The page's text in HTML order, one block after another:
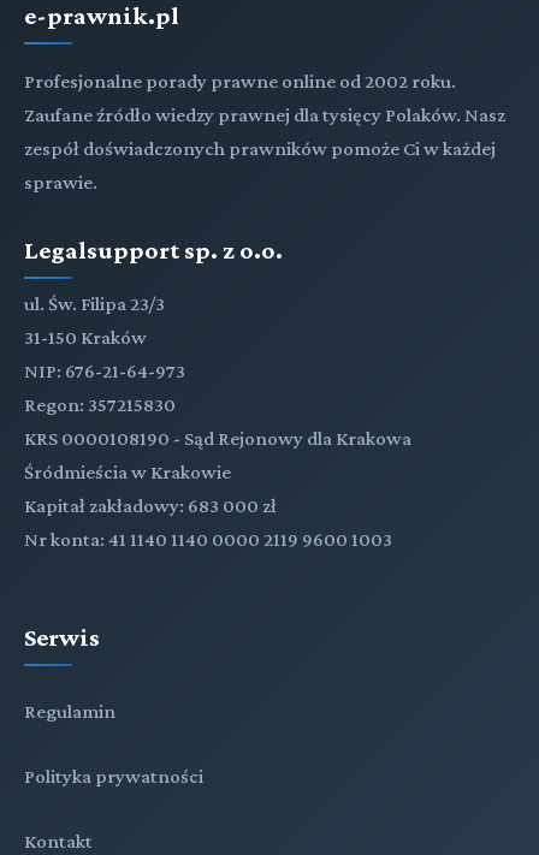
e-prawnik.pl
Profesjonalne porady prawne online od 2002 roku.
Zaufane źródło wiedzy prawnej dla tysięcy Polaków. Nasz
zespół doświadczonych prawników pomoże Ci w każdej
sprawie.
Legalsupport sp. z o.o.
ul. Św. Filipa 23/3
31-150 Kraków
NIP: 676-21-64-973
Regon: 357215830
KRS 0000108190 - Sąd Rejonowy dla Krakowa
Śródmieścia w Krakowie
Kapitał zakładowy: 683 000 zł
Nr konta: 41 1140 1140 0000 2119 9600 1003
Serwis
Regulamin
Polityka prywatności
Kontakt